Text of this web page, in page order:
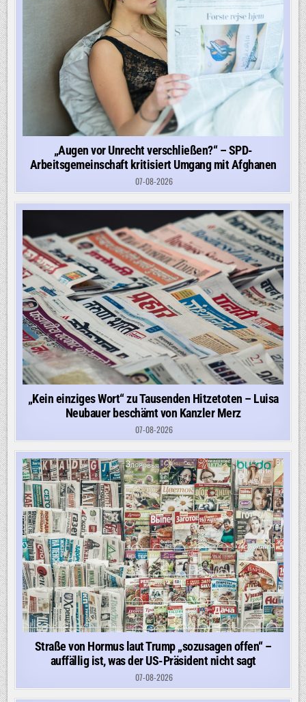
„Augen vor Unrecht verschließen?“ – SPD-
Arbeitsgemeinschaft kritisiert Umgang mit Afghanen
07-08-2026
„Kein einziges Wort“ zu Tausenden Hitzetoten – Luisa
Neubauer beschämt von Kanzler Merz
07-08-2026
Straße von Hormus laut Trump „sozusagen offen“ –
auffällig ist, was der US-Präsident nicht sagt
07-08-2026